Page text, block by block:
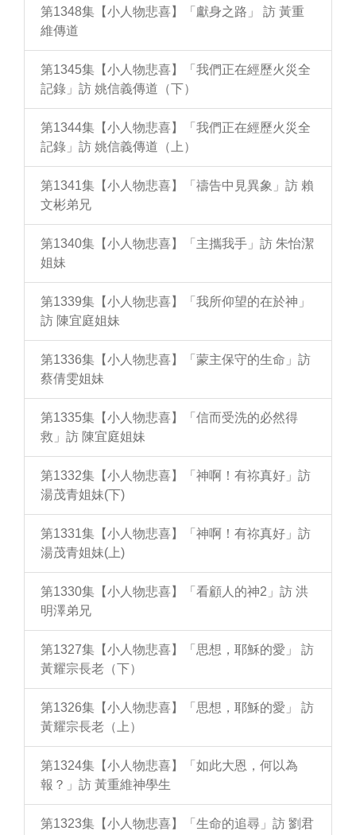
第1348集【小人物悲喜】「獻身之路」 訪 黃重
維傳道
第1345集【小人物悲喜】「我們正在經歷火災全
記錄」訪 姚信義傳道（下）
第1344集【小人物悲喜】「我們正在經歷火災全
記錄」訪 姚信義傳道（上）
第1341集【小人物悲喜】「禱告中見異象」訪 賴
文彬弟兄
第1340集【小人物悲喜】「主攜我手」訪 朱怡潔
姐妹
第1339集【小人物悲喜】「我所仰望的在於神」
訪 陳宜庭姐妹
第1336集【小人物悲喜】「蒙主保守的生命」訪
蔡倩雯姐妹
第1335集【小人物悲喜】「信而受洗的必然得
救」訪 陳宜庭姐妹
第1332集【小人物悲喜】「神啊！有祢真好」訪
湯茂青姐妹(下)
第1331集【小人物悲喜】「神啊！有祢真好」訪
湯茂青姐妹(上)
第1330集【小人物悲喜】「看顧人的神2」訪 洪
明澤弟兄
第1327集【小人物悲喜】「思想，耶穌的愛」 訪
黃耀宗長老（下）
第1326集【小人物悲喜】「思想，耶穌的愛」 訪
黃耀宗長老（上）
第1324集【小人物悲喜】「如此大恩，何以為
報？」訪 黃重維神學生
第1323集【小人物悲喜】「生命的追尋」訪 劉君